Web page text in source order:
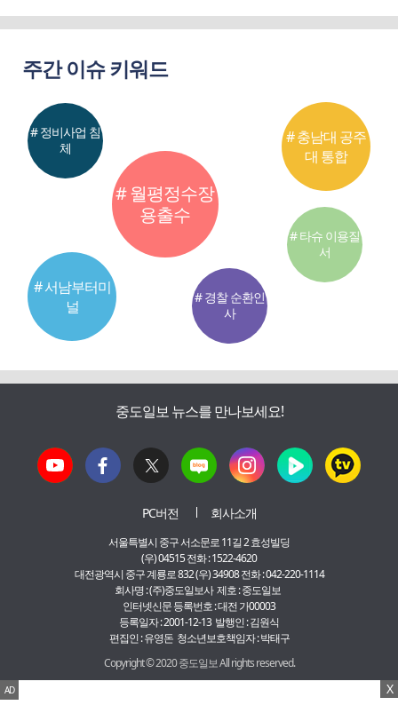
주간 이슈 키워드
# 월평정수장
용출수
# 서남부터미
널
# 충남대 공주
대 통합
# 정비사업 침
체
# 경찰 순환인
사
# 타슈 이용질
서
중도일보 뉴스를 만나보세요!
PC버전 회사소개
서울특별시 중구 서소문로 11길 2 효성빌딩
(우) 04515 전화 : 1522-4620
대전광역시 중구 계룡로 832 (우) 34908 전화 : 042-220-1114
회사명 : (주)중도일보사 제호 : 중도일보
인터넷신문 등록번호 : 대전 가00003
등록일자 : 2001-12-13 발행인 : 김원식
편집인 : 유영돈 청소년보호책임자 : 박태구
Copyright © 2020 중도일보 All rights reserved.
AD X